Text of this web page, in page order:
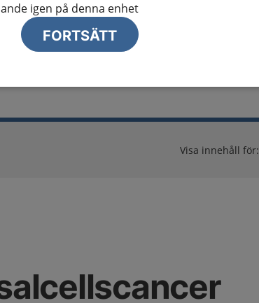
igen på denna enhet
FORTSÄTT
Visa innehåll för: